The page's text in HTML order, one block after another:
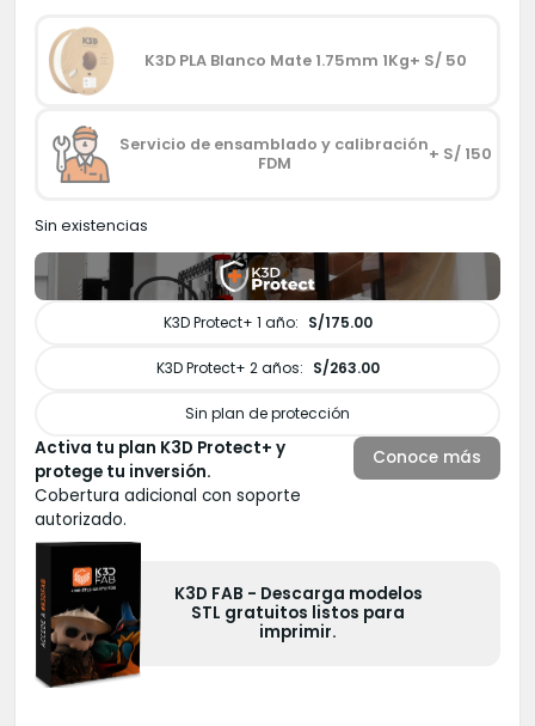
S/2,600.00.
S/1,750.00.K3D PLA Blanco Mate 1.75mm 1Kg+ S/ 50
Servicio de ensamblado y calibración
FDM
+ S/ 150
Sin existencias
K3D Protect+ 1 año: S/175.00
K3D Protect+ 2 años: S/263.00
Sin plan de protección
Activa tu plan K3D Protect+ y
protege tu inversión.
Cobertura adicional con soporte
autorizado.
Conoce más
K3D FAB - Descarga modelos
STL gratuitos listos para
imprimir.